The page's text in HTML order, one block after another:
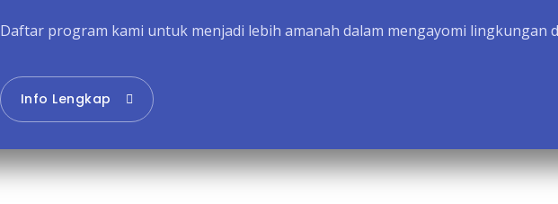
Daftar program kami untuk menjadi lebih amanah dalam mengayomi lingkungan
Info Lengkap